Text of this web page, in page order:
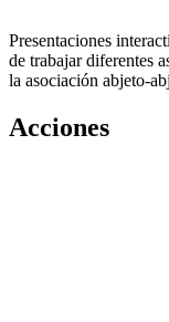
Presentaciones
de trabajar diferentes
la asociación abjeto-
Acciones